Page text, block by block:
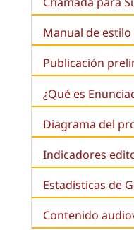
Manual de
Publicación
¿Qué es
Diagrama del
Indicadores
Estadísticas de
Contenido